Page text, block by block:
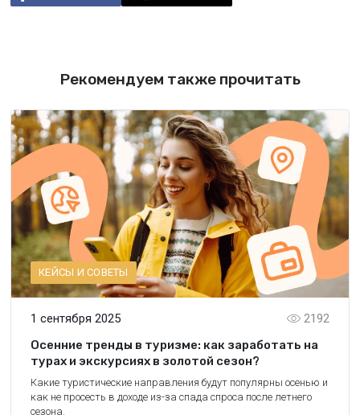
Рекомендуем также прочитать
КЕЙСЫ И СОВЕТЫ
1 сентября 2025
2192
Осенние тренды в туризме: как заработать на
турах и экскурсиях в золотой сезон?
Какие туристические направления будут популярны осенью и
как не просесть в доходе из-за спада спроса после летнего
сезона.